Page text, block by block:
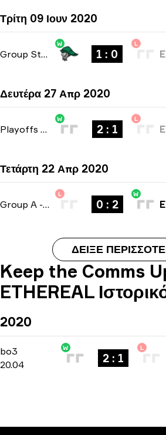
Τρίτη 09 Ιουν 2020
Group Stage -bo1
W
1 : 0
L
Δευτέρα 27 Απρ 2020
Playoffs bo3
W
2 : 1
L
Τετάρτη 22 Απρ 2020
Group A - bo3
L
0 : 2
W
ΔΕΊΞΕ
Keep the Comms
ETHEREAL
2020
bo3 -bo3
20.04
W
2 : 1
L